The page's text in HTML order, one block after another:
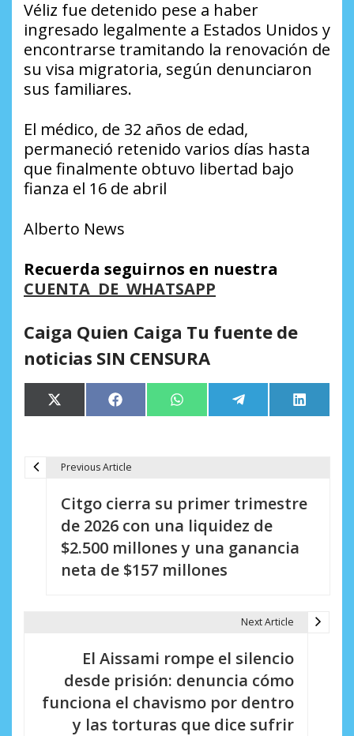
Véliz fue detenido pese a haber
ingresado legalmente a Estados Unidos y
encontrarse tramitando la renovación de
su visa migratoria, según denunciaron
sus familiares.
El médico, de 32 años de edad,
permaneció retenido varios días hasta
que finalmente obtuvo libertad bajo
fianza el 16 de abril
Alberto News
Recuerda seguirnos en nuestra
CUENTA DE WHATSAPP
Caiga Quien Caiga Tu fuente de
noticias SIN CENSURA
Compartir
en
X
(Twitter)
Compartir
en
Facebook Compartir
en
WhatsApp Compartir
en
Telegram
en
LinkedIn
Previous Article
Citgo cierra su primer trimestre
de 2026 con una liquidez de
$2.500 millones y una ganancia
neta de $157 millones
Next Article
El Aissami rompe el silencio
desde prisión: denuncia cómo
funciona el chavismo por dentro
y las torturas que dice sufrir